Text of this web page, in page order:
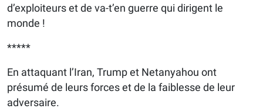
d’exploiteurs et de va-t’en guerre qui dirigent le
monde !
*****
En attaquant l’Iran, Trump et Netanyahou ont
présumé de leurs forces et de la faiblesse de leur
adversaire.